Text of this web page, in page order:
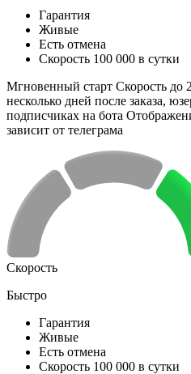
Гарантия
Живые
Есть отмена
Скорость 100 000 в сутки
Мгновенный старт Скорость до
несколько дней после заказа,
подписчиках на бота
зависит от телеграма
Скорость
Быстро
Гарантия
Живые
Есть отмена
Скорость 100 000 в сутки